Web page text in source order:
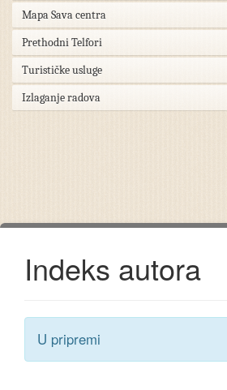
Mapa Sava centra
Prethodni Telfori
Turističke usluge
Izlaganje radova
Indeks autora
U pripremi